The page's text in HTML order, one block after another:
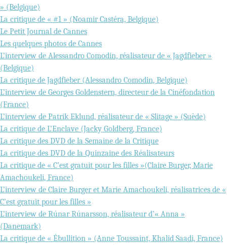
» (Belgique)
La critique de « #1 » (Noamir Castéra, Belgique)
Le Petit Journal de Cannes
Les quelques photos de Cannes
L’interview de Alessandro Comodin, réalisateur de « Jagdfieber »
(Belgique)
La critique de Jagdfieber (Alessandro Comodin, Belgique)
L’interview de Georges Goldenstern, directeur de la Cinéfondation
(France)
L’interview de Patrik Eklund, réalisateur de « Slitage » (Suède)
La critique de L’Enclave (Jacky Goldberg, France)
La critique des DVD de la Semaine de la Critique
La critique des DVD de la Quinzaine des Réalisateurs
La critique de « C’est gratuit pour les filles »(Claire Burger, Marie
Amachoukeli, France)
L’interview de Claire Burger et Marie Amachoukeli, réalisatrices de «
C’est gratuit pour les filles »
L’interview de Rúnar Rúnarsson, réalisateur d’« Anna »
(Danemark)
La critique de « Ébullition » (Anne Toussaint, Khalid Saadi, France)